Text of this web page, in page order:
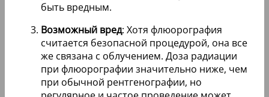
быть вредным.
Возможный вред: Хотя флюорография
считается безопасной процедурой, она все
же связана с облучением. Доза радиации
при флюорографии значительно ниже, чем
при обычной рентгенографии, но